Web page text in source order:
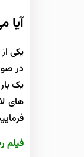
آیا
یکی
در
یک
های
فیلم